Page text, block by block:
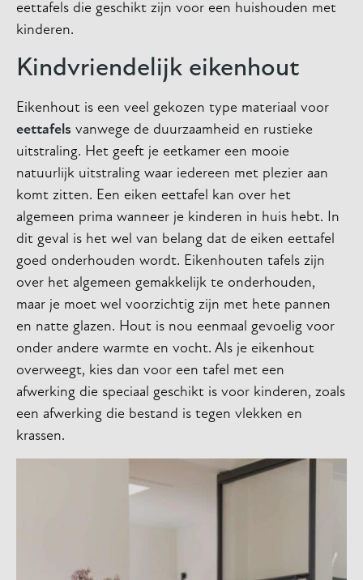
eettafels die geschikt zijn voor een huishouden met
kinderen.
Kindvriendelijk eikenhout
Eikenhout is een veel gekozen type materiaal voor
eettafels vanwege de duurzaamheid en rustieke
uitstraling. Het geeft je eetkamer een mooie
natuurlijk uitstraling waar iedereen met plezier aan
komt zitten. Een eiken eettafel kan over het
algemeen prima wanneer je kinderen in huis hebt. In
dit geval is het wel van belang dat de eiken eettafel
goed onderhouden wordt. Eikenhouten tafels zijn
over het algemeen gemakkelijk te onderhouden,
maar je moet wel voorzichtig zijn met hete pannen
en natte glazen. Hout is nou eenmaal gevoelig voor
onder andere warmte en vocht. Als je eikenhout
overweegt, kies dan voor een tafel met een
afwerking die speciaal geschikt is voor kinderen, zoals
een afwerking die bestand is tegen vlekken en
krassen.